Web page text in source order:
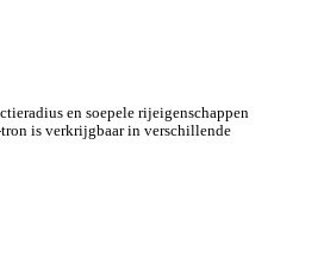
en soepele rijeigenschappen
is verkrijgbaar in verschillende